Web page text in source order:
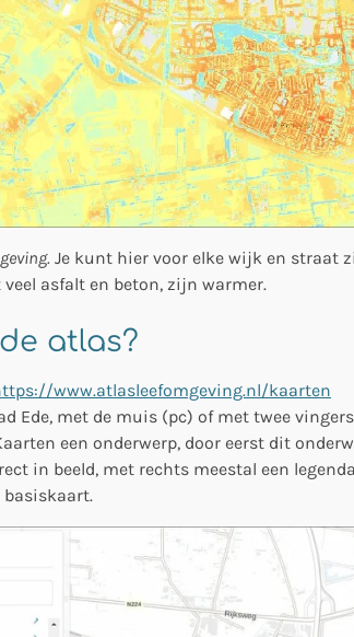
Je kunt hier voor elke wijk en straat
veel asfalt en beton, zijn warmer.
atlas?
www.atlasleefomgeving.nl/kaarten
Ede, met de muis (pc) of met twee
een onderwerp, door eerst dit
in beeld, met rechts meestal een
basiskaart.